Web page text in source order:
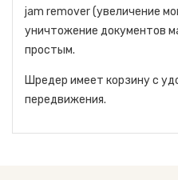
jam remover (увеличение
уничтожение документов
простым.
Шредер имеет корзину с
передвижения.